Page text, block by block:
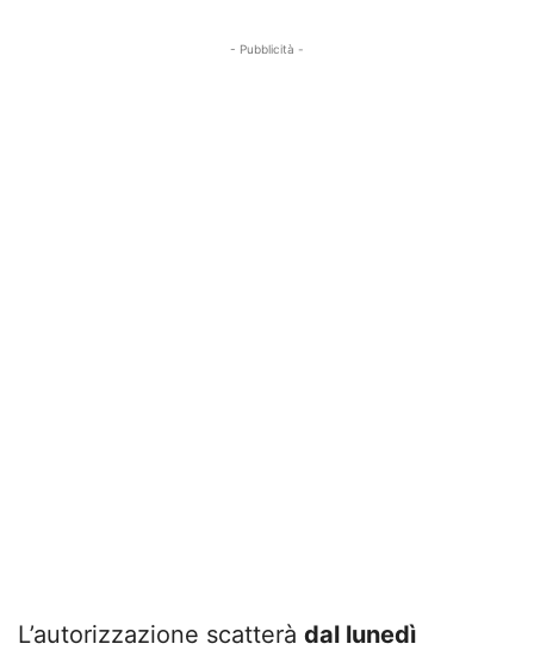
- Pubblicità -
L’autorizzazione scatterà dal lunedì